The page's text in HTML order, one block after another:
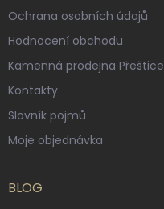
Ochrana osobních údajů
Hodnocení obchodu
Kamenná prodejna Přeštice
Kontakty
Slovník pojmů
Moje objednávka
BLOG